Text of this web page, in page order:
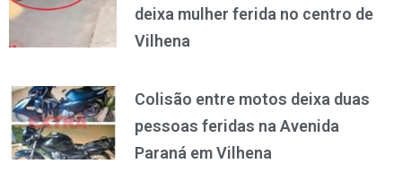
deixa mulher ferida no centro de
Vilhena
Colisão entre motos deixa duas
pessoas feridas na Avenida
Paraná em Vilhena